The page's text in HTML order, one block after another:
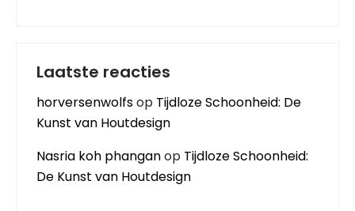
Laatste reacties
horversenwolfsop Tijdloze Schoonheid: De
Kunst van Houtdesign
Nasria koh phanganop Tijdloze Schoonheid:
De Kunst van Houtdesign